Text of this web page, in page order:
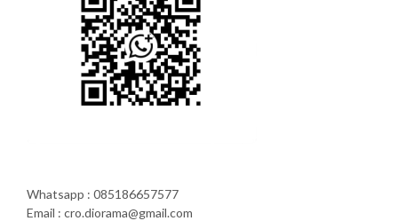
Whatsapp : 085186657577
Email : cro.diorama@gmail.com